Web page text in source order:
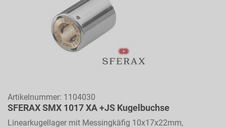
Artikelnummer: 1104030
SFERAX SMX 1017 XA +JS Kugelbuchse
Linearkugellager mit Messingkäfig 10x17x22mm,